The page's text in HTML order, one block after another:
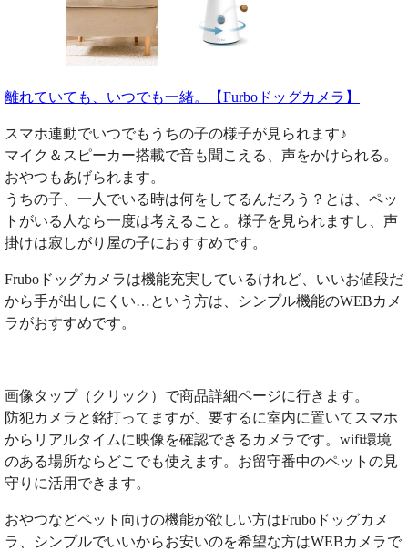
離れていても、いつでも一緒。【Furboドッグカメラ】
スマホ連動でいつでもうちの子の様子が見られます♪
マイク＆スピーカー搭載で音も聞こえる、声をかけられる。
おやつもあげられます。
うちの子、一人でいる時は何をしてるんだろう？とは、ペッ
トがいる人なら一度は考えること。様子を見られますし、声
掛けは寂しがり屋の子におすすめです。
Fruboドッグカメラは機能充実しているけれど、いいお値段だ
から手が出しにくい…という方は、シンプル機能のWEBカメ
ラがおすすめです。
画像タップ（クリック）で商品詳細ページに行きます。
防犯カメラと銘打ってますが、要するに室内に置いてスマホ
からリアルタイムに映像を確認できるカメラです。wifi環境
のある場所ならどこでも使えます。お留守番中のペットの見
守りに活用できます。
おやつなどペット向けの機能が欲しい方はFruboドッグカメ
ラ、シンプルでいいからお安いのを希望な方はWEBカメラで